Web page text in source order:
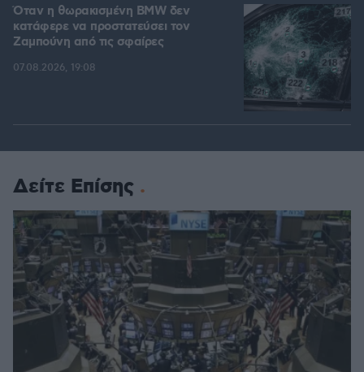
Όταν η θωρακισμένη BMW δεν
κατάφερε να προστατεύσει τον
Ζαμπούνη από τις σφαίρες
07.08.2026, 19:08
Δείτε Επίσης